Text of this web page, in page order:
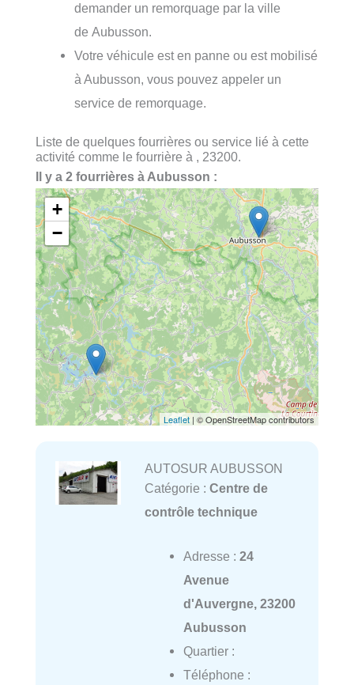
demander un remorquage par la ville
de Aubusson.
Votre véhicule est en panne ou est mobilisé
à Aubusson, vous pouvez appeler un
service de remorquage.
Liste de quelques fourrières ou service lié à cette
activité comme le fourrière à , 23200.
Il y a 2 fourrières à Aubusson :
+
−
Leaflet | © OpenStreetMap contributors
AUTOSUR AUBUSSON
Catégorie : Centre de
contrôle technique
Adresse : 24
Avenue
d'Auvergne, 23200
Aubusson
Quartier :
Téléphone :